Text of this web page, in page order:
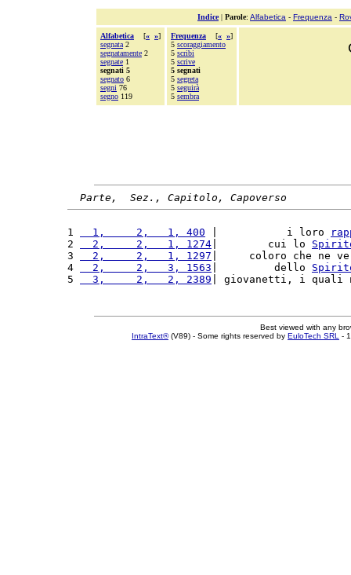
Indice| Parole: Alfabetica - Frequenza -
Alfabetica [« »]
segnata 2
segnatamente 2
segnate 1
segnati 5
segnato 6
segni 76
segno 119
Frequenza [« »]
5 scoraggiamento
5 scribi
5 scrive
5 segnati
5 segreta
5 seguirà
5 sembra
Parte,  Sez., Capitolo, Capoverso
1
  1,     2,   1, 400
|           i loro
2
  2,     2,   1, 1274
|        cui lo
3
  2,     2,   1, 1297
|     coloro che ne
4
  2,     2,   3, 1563
|         dello
5
  3,     2,   2, 2389
| giovanetti, i quali
Best viewed with any
IntraText®(V89) - Some rights reserved by EuloTech SRL -